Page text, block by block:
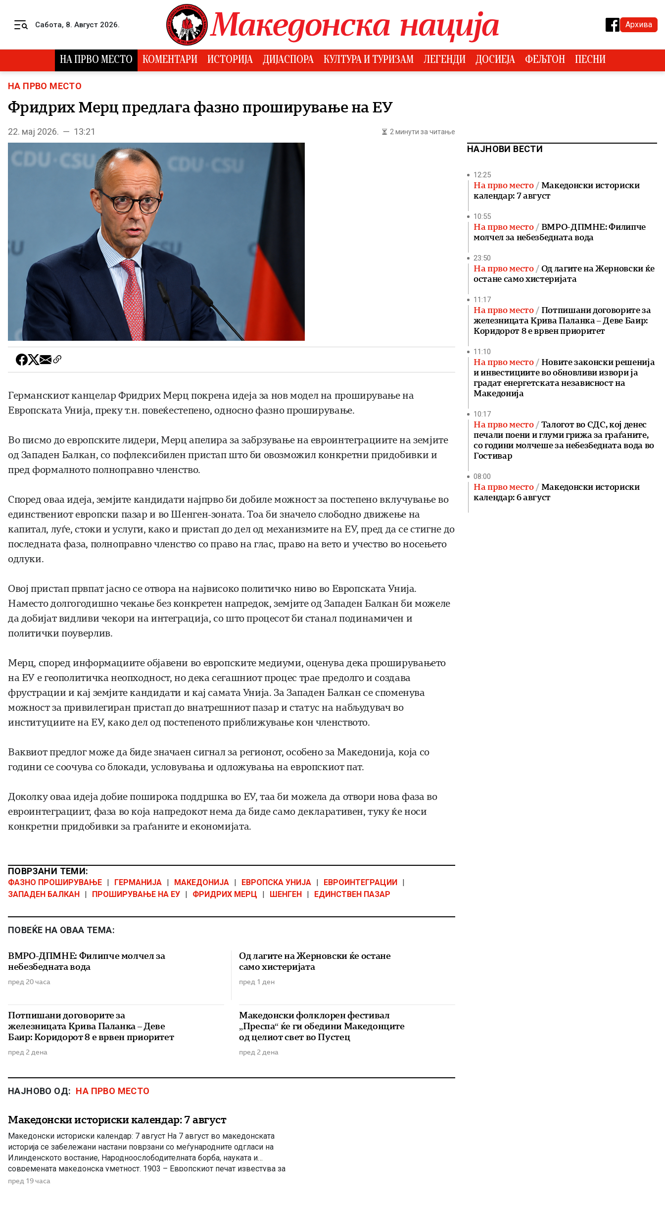
Сабота, 8. Август 2026. Архива
НА ПРВО МЕСТО КОМЕНТАРИ ИСТОРИЈА ДИЈАСПОРА КУЛТУРА И ТУРИЗАМ ЛЕГЕНДИ ДОСИЕЈА ФЕЉТОН ПЕСНИ
НА ПРВО МЕСТО
Фридрих Мерц предлага фазно проширување на ЕУ
22. мај 2026. — 13:21 2 минути за читање
Германскиот канцелар Фридрих Мерц покрена идеја за нов модел на проширување на
Европската Унија, преку т.н. повеќестепено, односно фазно проширување.
Во писмо до европските лидери, Мерц апелира за забрзување на евроинтеграциите на земјите
од Западен Балкан, со пофлексибилен пристап што би овозможил конкретни придобивки и
пред формалното полноправно членство.
Според оваа идеја, земјите кандидати најпрво би добиле можност за постепено вклучување во
единствениот европски пазар и во Шенген-зоната. Тоа би значело слободно движење на
капитал, луѓе, стоки и услуги, како и пристап до дел од механизмите на ЕУ, пред да се стигне до
последната фаза, полноправно членство со право на глас, право на вето и учество во носењето
одлуки.
Овој пристап првпат јасно се отвора на највисоко политичко ниво во Европската Унија.
Наместо долгогодишно чекање без конкретен напредок, земјите од Западен Балкан би можеле
да добијат видливи чекори на интеграција, со што процесот би станал подинамичен и
политички поуверлив.
Мерц, според информациите објавени во европските медиуми, оценува дека проширувањето
на ЕУ е геополитичка неопходност, но дека сегашниот процес трае предолго и создава
фрустрации и кај земјите кандидати и кај самата Унија. За Западен Балкан се споменува
можност за привилегиран пристап до внатрешниот пазар и статус на набљудувач во
институциите на ЕУ, како дел од постепеното приближување кон членството.
Ваквиот предлог може да биде значаен сигнал за регионот, особено за Македонија, која со
години се соочува со блокади, условувања и одложувања на европскиот пат.
Доколку оваа идеја добие поширока поддршка во ЕУ, таа би можела да отвори нова фаза во
евроинтеграциит, фаза во која напредокот нема да биде само декларативен, туку ќе носи
конкретни придобивки за граѓаните и економијата.
ПОВРЗАНИ ТЕМИ:
ФАЗНО ПРОШИРУВАЊЕ | ГЕРМАНИЈА | МАКЕДОНИЈА | ЕВРОПСКА УНИЈА | ЕВРОИНТЕГРАЦИИ |
ЗАПАДЕН БАЛКАН | ПРОШИРУВАЊЕ НА ЕУ | ФРИДРИХ МЕРЦ | ШЕНГЕН | ЕДИНСТВЕН ПАЗАР
ПОВЕЌЕ НА ОВАА ТЕМА:
ВМРО-ДПМНЕ: Филипче молчел за
небезбедната вода
пред 20 часа
Од лагите на Жерновски ќе остане
само хистеријата
пред 1 ден
Потпишани договорите за
железницата Крива Паланка – Деве
Баир: Коридорот 8 е врвен приоритет
пред 2 дена
Македонски фолклорен фестивал
„Преспа“ ќе ги обедини Македонците
од целиот свет во Пустец
пред 2 дена
НАЈНОВО ОД: НА ПРВО МЕСТО
Македонски историски календар: 7 август
Македонски историски календар: 7 август На 7 август во македонската
историја се забележани настани поврзани со меѓународните одгласи на
Илинденското востание, Народноослободителната борба, науката и
современата македонска уметност. 1903 – Европскиот печат известува за
Илинденското востание На 7 август 1903 година европската јавност ги
пред 19 часа
НАЈНОВИ ВЕСТИ
12:25
На прво место
Македонски историски
календар: 7 август
10:55
На прво место
ВМРО-ДПМНЕ: Филипче
молчел за небезбедната вода
23:50
На прво место
Од лагите на Жерновски ќе
остане само хистеријата
11:17
На прво место
Потпишани договорите за
железницата Крива Паланка – Деве Баир:
Коридорот 8 е врвен приоритет
11:10
На прво место
Новите законски решенија
и инвестициите во обновливи извори ја
градат енергетската независност на
Македонија
10:17
На прво место
Талогот во СДС, кој денес
печали поени и глуми грижа за граѓаните,
со години молчеше за небезбедната вода во
Гостивар
08:00
На прво место
Македонски историски
календар: 6 август